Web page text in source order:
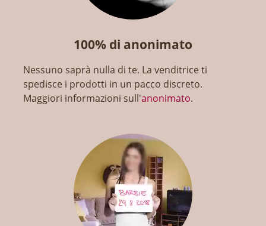
100% di anonimato
Nessuno saprà nulla di te. La venditrice ti
spedisce i prodotti in un pacco discreto.
Maggiori informazioni sull'anonimato.